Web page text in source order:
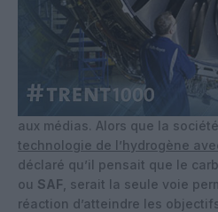
aux médias. Alors que la
technologie de l’hydrogène
déclaré qu’il pensait que le
ou SAF , serait la seule voie
réaction d’atteindre les